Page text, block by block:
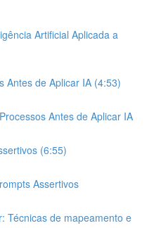
Artificial Aplicada a
Antes de Aplicar IA (4:53)
Antes de Aplicar IA
(6:55)
Assertivos
Técnicas de mapeamento e